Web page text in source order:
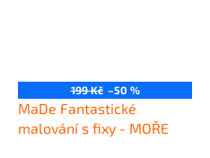
199 Kč –50 %
MaDe Fantastické
malování s fixy - MOŘE